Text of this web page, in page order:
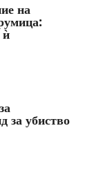
на
ѝ
за убиство